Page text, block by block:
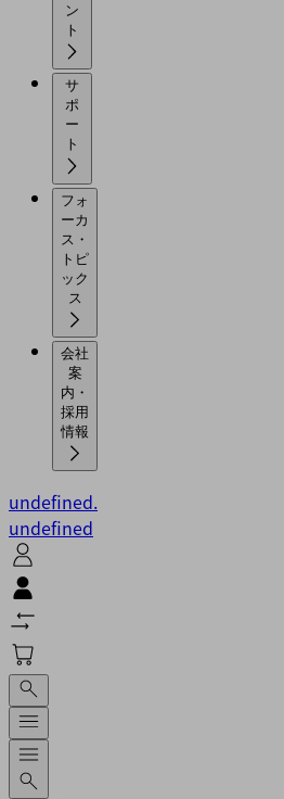
ン
サ
ポ
ー
フォ
ーカ
ス・
トピ
ック
会社
案
内・
採用
情報
undefined.
undefined